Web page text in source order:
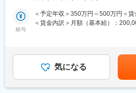
グローバルに事業展開する当社なら
務内容が特徴です。
を大切にしており、査定とは別に定
います。業務面だけでなくキャリア
き生きと長期的に活躍できる環境づ
・コミュニケーションが活発で、部
求人となっております。IT領域へキ
迎しております！
るため、社内でのデスクワークが6
どとなります。また、外部のITベン
ため、関係者が多いのも当職種の特
給与
＜予定年収＞350万円～500万円＜
＜賃金内訳＞月額（基本給）：
＞※給与詳細は、年齢・スキルを考
回■賞与：年2回賃金はあくまでも目
て上下する可能性があります。月給
です。
気になる